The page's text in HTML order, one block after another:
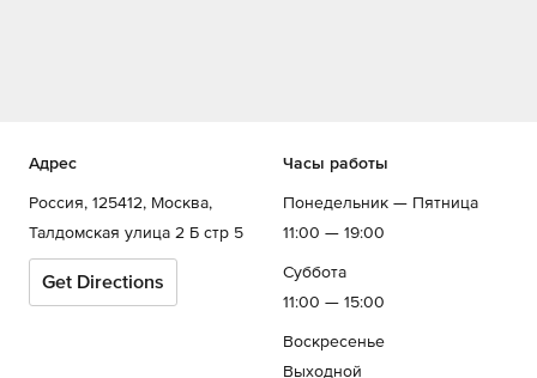
Адрес
Россия, 125412, Москва,
Талдомская улица 2 Б стр 5
Get Directions
Часы работы
Понедельник — Пятница
11:00 — 19:00
Суббота
11:00 — 15:00
Воскресенье
Выходной